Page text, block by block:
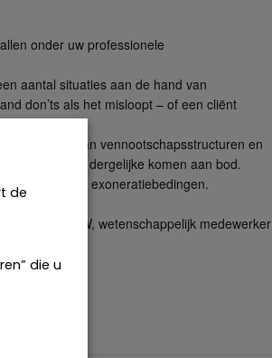
onder uw professionele
aantal situaties aan de hand van
don’ts als het misloopt – of een cliënt
de impact van vennootschapsstructuren en
en dergelijke komen aan bod.
via exoneratiebedingen.
lid CSW, wetenschappelijk medewerker
de
die u